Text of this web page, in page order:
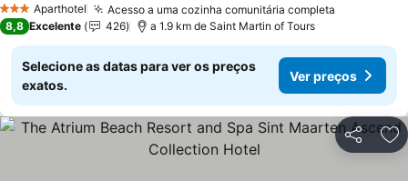
3 EstrelasAparthotel Acesso a uma cozinha comunitária completa
8,8 Excelente 426 a 1.9 km de Saint Martin of Tours
Selecione as datas para ver os preços
exatos.
Ver preços
Partilhar